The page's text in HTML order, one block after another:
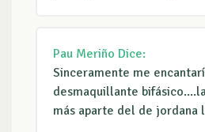
Pau Meriño Dice:
Sinceramente me
desmaquillante
más aparte del de jordana